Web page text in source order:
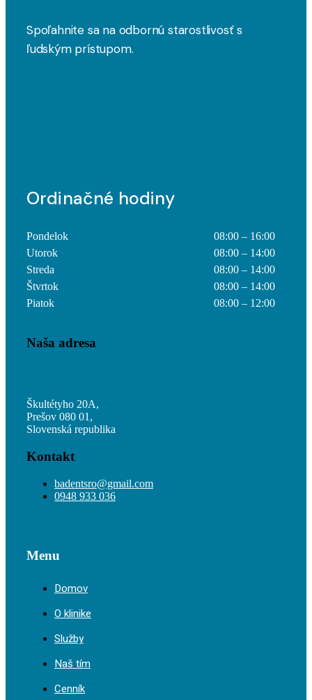
Spoľahnite sa na odbornú starostlivosť s
ľudským prístupom.
Ordinačné hodiny
Pondelok
08:00 – 16:00
Utorok
08:00 – 14:00
Streda
08:00 – 14:00
Štvrtok
08:00 – 14:00
Piatok
08:00 – 12:00
Naša adresa
Škultétyho 20A,
Prešov 080 01,
Slovenská republika
Kontakt
badentsro@gmail.com
0948 933 036
Menu
Domov
O klinike
Služby
Naš tím
Cenník